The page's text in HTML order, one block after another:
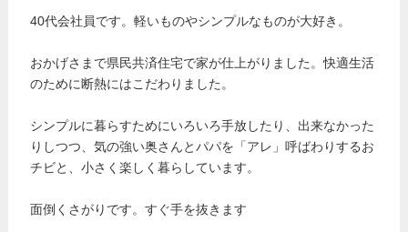
40代会社員です。軽いものやシンプルなものが大好き。
おかげさまで県民共済住宅で家が仕上がりました。快適生活
のために断熱にはこだわりました。
シンプルに暮らすためにいろいろ手放したり、出来なかった
りしつつ、気の強い奥さんとパパを「アレ」呼ばわりするお
チビと、小さく楽しく暮らしています。
面倒くさがりです。すぐ手を抜きます